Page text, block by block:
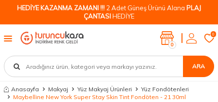
HEDİYE KAZANMA ZAMANI !!! 2 Adet Güneş Ürünü Alana PLAJ
ÇANTASIHEDİYE
ARA
0
0
Anasayfa Makyaj Yüz Makyaj Ürünleri
Yüz Fondötenleri
Maybelline New York Super Stay Skin Tint Fondöten - 21 30ml